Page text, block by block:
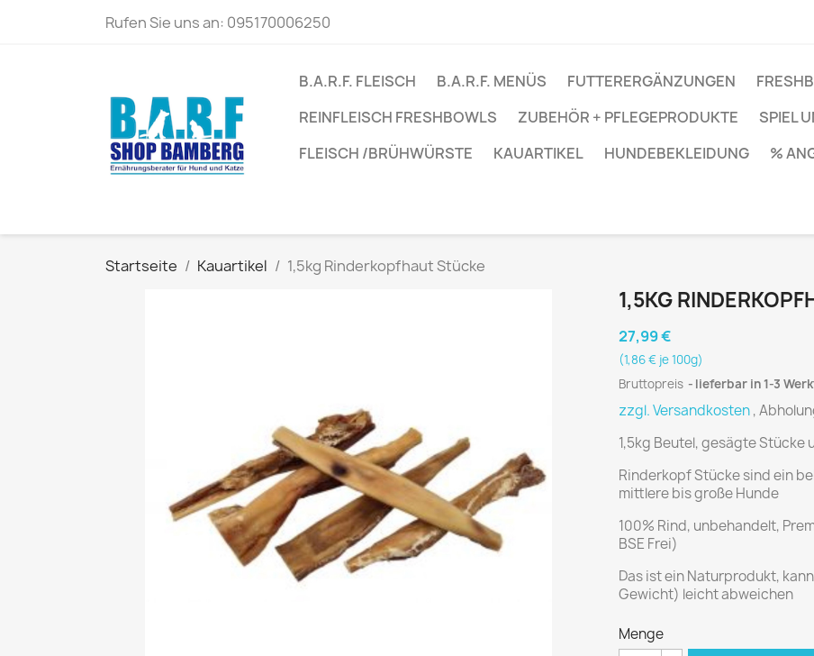
Rufen Sie uns an: 095170006250
B.A.R.F. FLEISCH B.A.R.F. MENÜS FUTTERERGÄNZUNGEN
REINFLEISCH FRESHBOWLS
ZUBEHÖR + PFLEGEPRODUKTE SPIEL
FLEISCH /BRÜHWÜRSTE
KAUARTIKEL HUNDEBEKLEIDUNG %
Startseite Kauartikel 1,5kg Rinderkopfhaut Stücke
1,5KG
27,99 €
(1,86 € je 100g)
Bruttopreis
lieferbar in 1-3
zzgl. Versandkosten,
1,5kg Beutel, gesägte Stücke
Rinderkopf Stücke sind ein
mittlere bis große Hunde
100% Rind, unbehandelt,
BSE Frei)
Das ist ein Naturprodukt,
Gewicht) leicht abweichen
Menge